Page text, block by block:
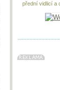
přední vidlicí a